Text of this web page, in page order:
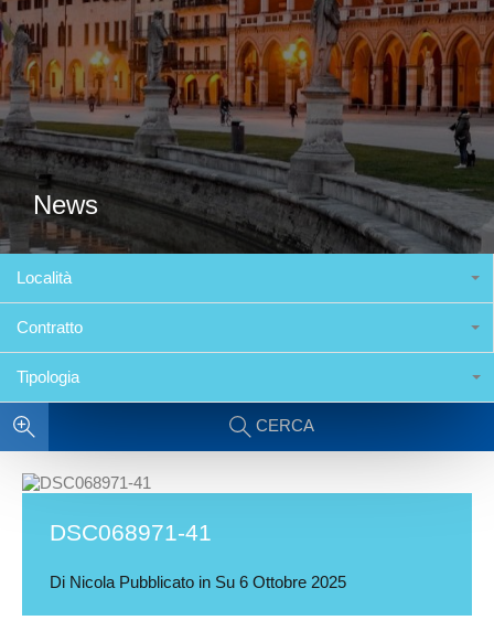
News
Località
Contratto
Tipologia
CERCA
DSC068971-41
Di Nicola Pubblicato in Su 6 Ottobre 2025